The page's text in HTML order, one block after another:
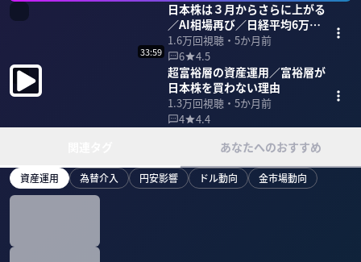
日本株は３月からさらに上がる
／AI相場再び／日経平均6万
8000円へ
1.6万回視聴・ 5か月前
6
4.5
33:59
超富裕層の資産運用／富裕層が
日本株を買わない理由
1.3万回視聴・ 5か月前
4
4.4
あなたへのおすすめ
資産運用 為替介入 円安影響 ドル動向 金市場動向